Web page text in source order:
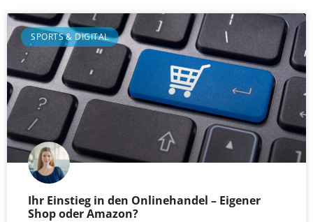
SPORTS & DIGITAL
Ihr Einstieg in den Onlinehandel – Eigener
Shop oder Amazon?